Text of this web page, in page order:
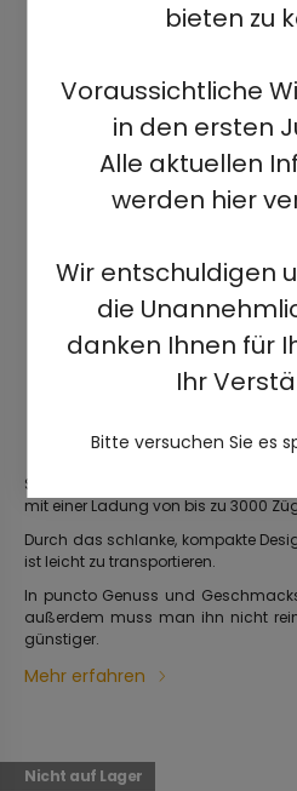
bieten zu
Voraussichtliche
in den ersten
Alle aktuellen
werden hier
Wir entschuldigen
die
danken Ihnen für
Ihr
Bitte versuchen Sie es
Stilvolle, gebrauchsfertige,
mit einer Ladung von bis zu 3000
Durch das schlanke, kompakte
ist leicht zu transportieren.
In puncto Genuss und
außerdem muss man ihn nicht
günstiger.
Mehr erfahren
Nicht auf Lager